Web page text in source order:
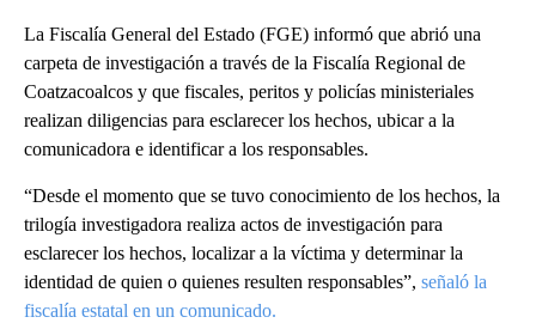
La Fiscalía General del Estado (FGE) informó que abrió una
carpeta de investigación a través de la Fiscalía Regional de
Coatzacoalcos y que fiscales, peritos y policías ministeriales
realizan diligencias para esclarecer los hechos, ubicar a la
comunicadora e identificar a los responsables.
“Desde el momento que se tuvo conocimiento de los hechos, la
trilogía investigadora realiza actos de investigación para
esclarecer los hechos, localizar a la víctima y determinar la
identidad de quien o quienes resulten responsables”, señaló la
fiscalía estatal en un comunicado.